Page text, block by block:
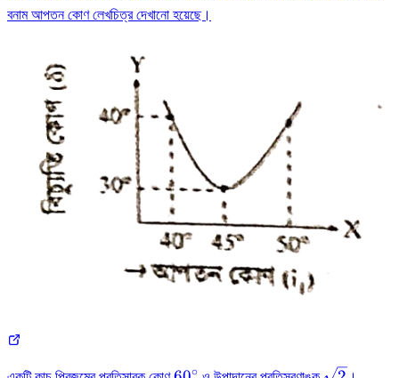
বনাম আপতন কোণ লেখচিত্র দেখানো হয়েছে।
∘